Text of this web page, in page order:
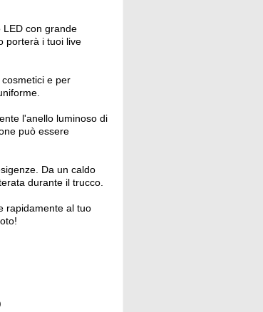
con grande
porterà i tuoi live
e per
l'anello luminoso di
può essere
Da un caldo
durante il trucco.
rapidamente al tuo